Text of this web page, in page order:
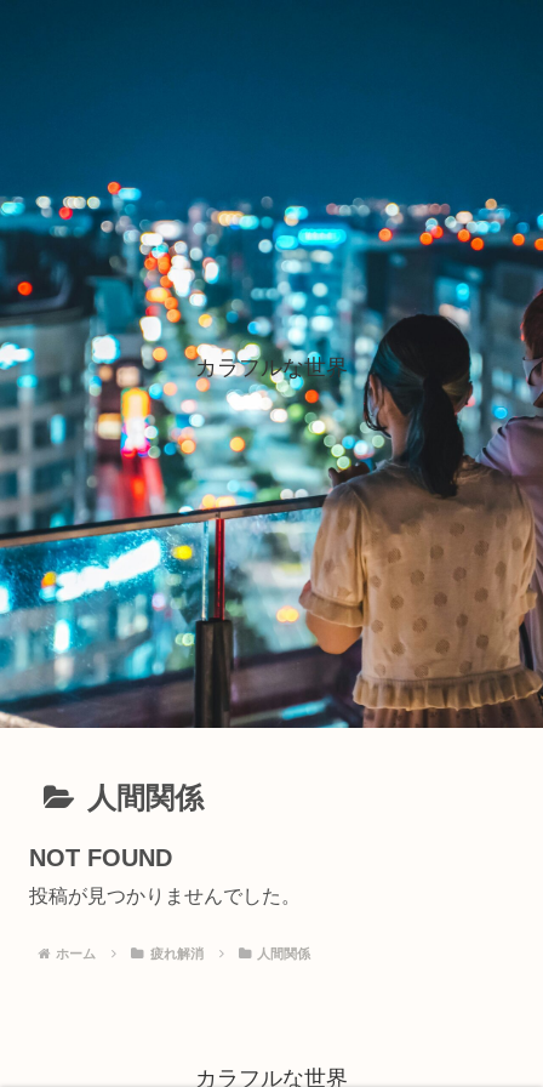
カラフルな世界
人間関係
NOT FOUND
投稿が見つかりませんでした。
ホーム 疲れ解消 人間関係
カラフルな世界